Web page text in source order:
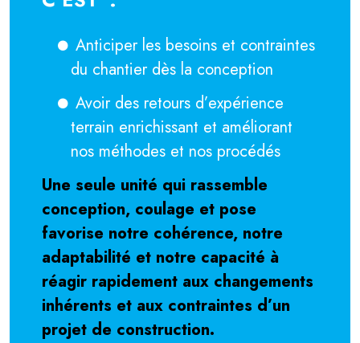
Anticiper les besoins et contraintes
du chantier dès la conception
Avoir des retours d’expérience
terrain enrichissant et améliorant
nos méthodes et nos procédés
Une seule unité qui rassemble
conception, coulage et pose
favorise notre cohérence, notre
adaptabilité et notre capacité à
réagir rapidement aux changements
inhérents et aux contraintes d’un
projet de construction.